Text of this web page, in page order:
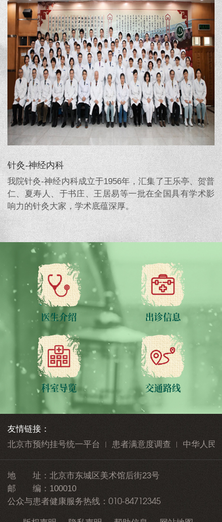
针灸-神经内科
我院针灸-神经内科成立于1956年，汇集了王乐亭、贺普
仁、夏寿人、于书庄、王居易等一批在全国具有学术影
响力的针灸大家，学术底蕴深厚。
医生介绍 出诊信息
科室导览 交通路线
友情链接：
北京市预约挂号统一平台
患者满意度调查 中华人民
地 址： 北京市东城区美术馆后街23号
邮 编： 100010
公众与患者健康服务热线： 010-84712345